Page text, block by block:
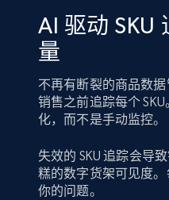
AI 驱动 SKU
量
不再有断裂的商品数
销售之前追踪每个
化，而不是手动监控。
失效的 SKU 追踪会导
糕的数字货架可见度
你的问题。